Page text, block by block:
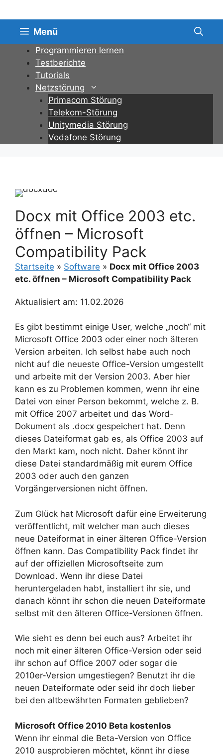
Inhalt
springen Menü
Programmieren lernen
Testberichte
Tutorials
Netzstörung
Primacom Störung
Telekom-Störung
Unitymedia Störung
Vodafone Störung
Docx mit Office 2003 etc.
öffnen – Microsoft
Compatibility Pack
Startseite » Software » Docx mit Office 2003
etc. öffnen – Microsoft Compatibility Pack
Aktualisiert am: 11.02.2026
Es gibt bestimmt einige User, welche „noch“ mit
Microsoft Office 2003 oder einer noch älteren
Version arbeiten. Ich selbst habe auch noch
nicht auf die neueste Office-Version umgestellt
und arbeite mit der Version 2003. Aber hier
kann es zu Problemen kommen, wenn ihr eine
Datei von einer Person bekommt, welche z. B.
mit Office 2007 arbeitet und das Word-
Dokument als .docx gespeichert hat. Denn
dieses Dateiformat gab es, als Office 2003 auf
den Markt kam, noch nicht. Daher könnt ihr
diese Datei standardmäßig mit eurem Office
2003 oder auch den ganzen
Vorgängerversionen nicht öffnen.
Zum Glück hat Microsoft dafür eine Erweiterung
veröffentlicht, mit welcher man auch dieses
neue Dateiformat in einer älteren Office-Version
öffnen kann. Das Compatibility Pack findet ihr
auf der offiziellen Microsoftseite zum
Download. Wenn ihr diese Datei
heruntergeladen habt, installiert ihr sie, und
danach könnt ihr schon die neuen Dateiformate
selbst mit den älteren Office-Versionen öffnen.
Wie sieht es denn bei euch aus? Arbeitet ihr
noch mit einer älteren Office-Version oder seid
ihr schon auf Office 2007 oder sogar die
2010er-Version umgestiegen? Benutzt ihr die
neuen Dateiformate oder seid ihr doch lieber
bei den altbewährten Formaten geblieben?
Microsoft Office 2010 Beta kostenlos
Wenn ihr einmal die Beta-Version von Office
2010 ausprobieren möchtet, könnt ihr diese